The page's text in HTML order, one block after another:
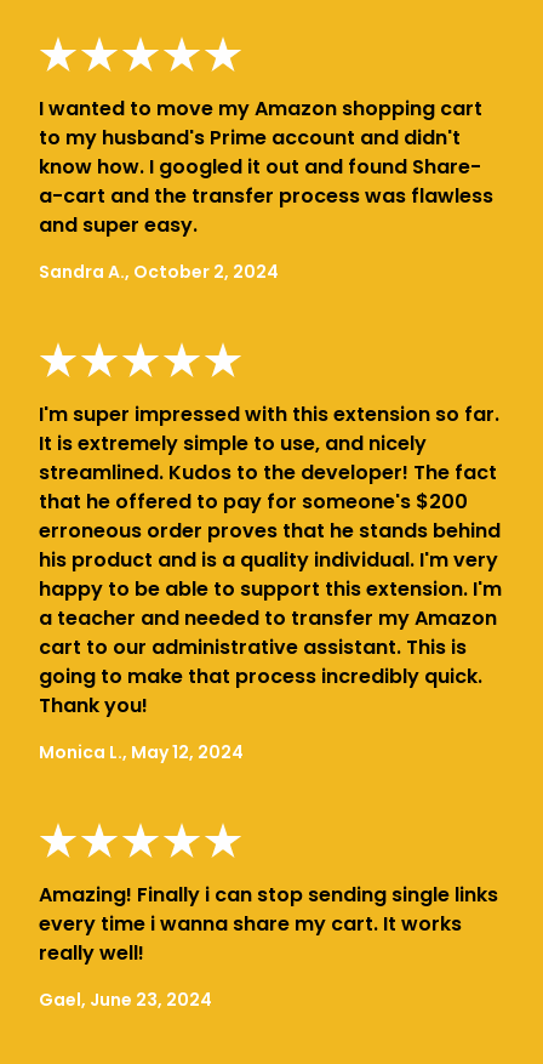
I wanted to move my Amazon shopping cart
to my husband's Prime account and didn't
know how. I googled it out and found Share-
a-cart and the transfer process was flawless
and super easy.
Sandra A., October 2, 2024
I'm super impressed with this extension so far.
It is extremely simple to use, and nicely
streamlined. Kudos to the developer! The fact
that he offered to pay for someone's $200
erroneous order proves that he stands behind
his product and is a quality individual. I'm very
happy to be able to support this extension. I'm
a teacher and needed to transfer my Amazon
cart to our administrative assistant. This is
going to make that process incredibly quick.
Thank you!
Monica L., May 12, 2024
Amazing! Finally i can stop sending single links
every time i wanna share my cart. It works
really well!
Gael, June 23, 2024